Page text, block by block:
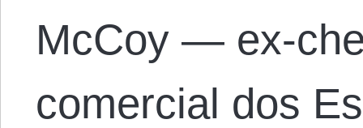
McCoy — ex-
comercial dos